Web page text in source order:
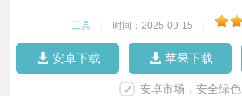
工具 时间：2025-09-15
安卓下载 苹果下载
安卓市场，安全绿色